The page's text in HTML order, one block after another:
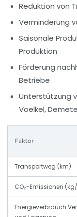
Reduktion von
Verminderung
Saisonale
Produktion
Förderung
Betriebe
Unterstützung
Voelkel,
Faktor
Transportweg (km)
CO₂-Emissionen
Energieverbrauch